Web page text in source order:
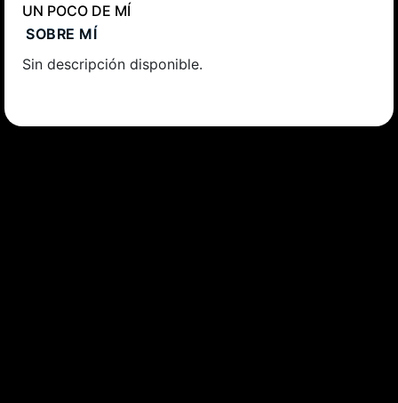
UN POCO DE MÍ
SOBRE MÍ
Sin descripción disponible.